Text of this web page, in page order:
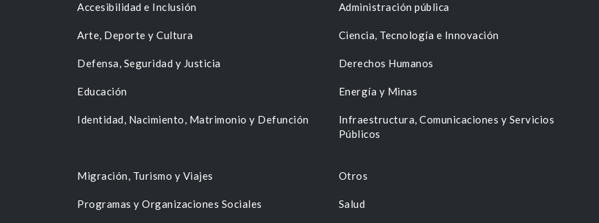
Accesibilidad e Inclusión Administración pública
Arte, Deporte y Cultura Ciencia, Tecnología e Innovación
Defensa, Seguridad y Justicia Derechos Humanos
Educación Energía y Minas
Identidad, Nacimiento, Matrimonio y Defunción
Infraestructura, Comunicaciones y Servicios
Públicos
Migración, Turismo y Viajes Otros
Programas y Organizaciones Sociales Salud